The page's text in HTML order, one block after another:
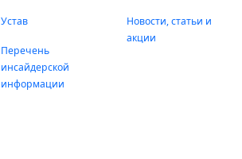
Устав
Перечень
инсайдерской
информации
Новости, статьи и
акции